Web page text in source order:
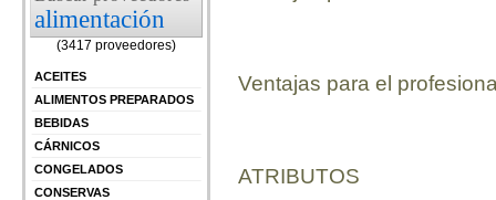
alimentación
(3417 proveedores)
ACEITES
ALIMENTOS PREPARADOS
BEBIDAS
CÁRNICOS
CONGELADOS
CONSERVAS
Ventajas para el
ATRIBUTOS